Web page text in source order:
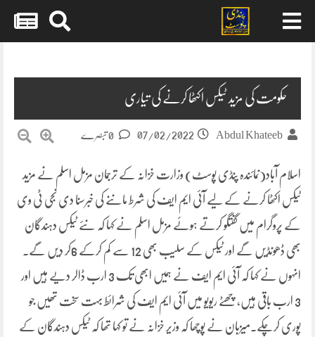
حکومت کی مزید ٹیکس اکٹھا کرنے کی تیاری
Abdul Khateeb
07/02/2022
اسلام آباد(نمائندہ پنڈی پوسٹ) وزارت خزانہ کے ترجمان مزمل اسلم نے مزید
ٹیکس اکٹھا کرنے کے لیے آئی ایم ایف کی شرط ماننے کی خبرسنا دی نجی ٹی وی
کے پروگرام میں گفتگو کرتے ہوئے مزمل اسلم نے کہا کہ نئے ٹیکس دہندگان
بھی ڈھونڈیں گے اور ٹیکس کے سلیب بھی 12 سے کم کرکے 6کر دیں گے۔
انہوں نے کہا کہ آئی ایم ایف نے ہمیں ابھی تک 3 ارب ڈالر دیے ہیں اور
3 ارب باقی ہیں، چھٹے ریویو میں آئی ایم ایف کی شرائط بہت سخت تھیں جو
پوری کرچکے۔میزبان نے پوچھا کہ وزیر خزانہ نے تو کہا تھا کہ ٹیکس دہندگان کے